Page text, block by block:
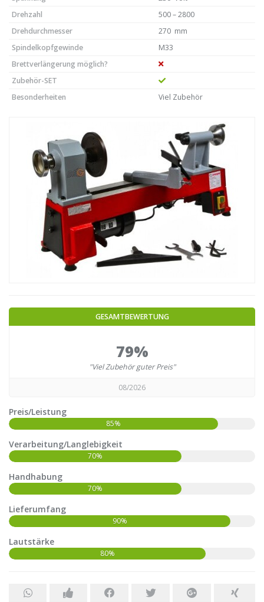
Drehzahl
500 – 2800
Drehdurchmesser
270 mm
Spindelkopfgewinde
M33
Brettverlängerung möglich?
Zubehör-SET
Besonderheiten
Viel Zubehör
GESAMTBEWERTUNG
79%
"Viel Zubehör guter Preis"
08/2026
Preis/Leistung
85%
Verarbeitung/Langlebigkeit
70%
Handhabung
70%
Lieferumfang
90%
Lautstärke
80%